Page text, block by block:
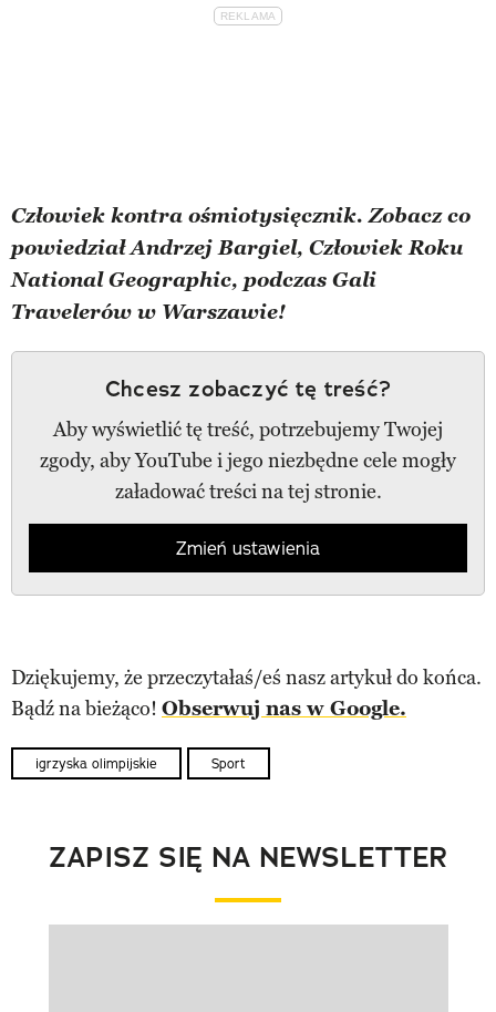
Człowiek kontra ośmiotysięcznik. Zobacz co
powiedział Andrzej Bargiel, Człowiek Roku
National Geographic, podczas Gali
Travelerów w Warszawie!
Chcesz zobaczyć tę treść?
Aby wyświetlić tę treść, potrzebujemy Twojej
zgody, aby YouTube i jego niezbędne cele mogły
załadować treści na tej stronie.
Zmień ustawienia
Dziękujemy, że przeczytałaś/eś nasz artykuł do końca.
Bądź na bieżąco! Obserwuj nas w Google.
igrzyska olimpijskie Sport
ZAPISZ SIĘ NA NEWSLETTER